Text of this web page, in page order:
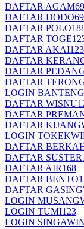
DAFTAR AGAM69
DAFTAR DODO69
DAFTAR
DAFTAR
DAFTAR AKAI123
DAFTAR
DAFTAR
DAFTAR
LOGIN
DAFTAR
DAFTAR
DAFTAR
LOGIN
DAFTAR
DAFTAR
DAFTAR AIR168
DAFTAR
DAFTAR
LOGIN
LOGIN TUMI123
LOGIN